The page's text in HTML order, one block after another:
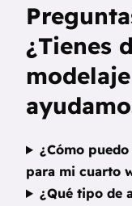
¿Tienes
¿Cómo
para mi cuarto
¿Qué tipo de